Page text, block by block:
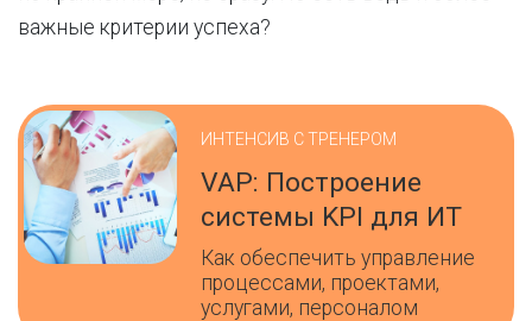
важные критерии успеха?
ИНТЕНСИВ С ТРЕНЕРОМ
VAP: Построение
системы KPI для ИТ
Как обеспечить управление
процессами, проектами,
услугами, персоналом